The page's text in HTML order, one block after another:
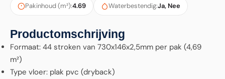
Pakinhoud (m²):4.69 Waterbestendig:Ja, Nee
Productomschrijving
Formaat: 44 stroken van 730x146x2,5mm per pak (4,69
m²)
Type vloer: plak pvc (dryback)